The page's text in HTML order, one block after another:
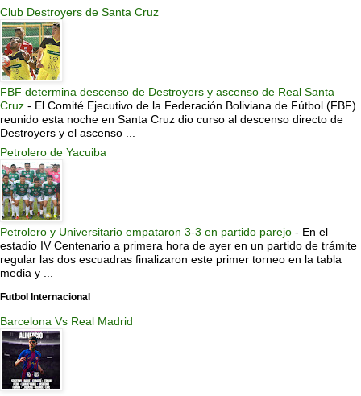
Club Destroyers de Santa Cruz
FBF determina descenso de Destroyers y ascenso de Real Santa
Cruz - El Comité Ejecutivo de la Federación Boliviana de Fútbol (FBF)
reunido esta noche en Santa Cruz dio curso al descenso directo de
Destroyers y el ascenso ...
Petrolero de Yacuiba
Petrolero y Universitario empataron 3-3 en partido parejo - En el
estadio IV Centenario a primera hora de ayer en un partido de trámite
regular las dos escuadras finalizaron este primer torneo en la tabla
media y ...
Futbol Internacional
Barcelona Vs Real Madrid